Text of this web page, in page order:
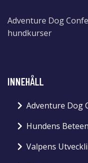
Adventure Dog
hundkurser
INNEHÅLL
Adventure Dog
Hundens
Valpens